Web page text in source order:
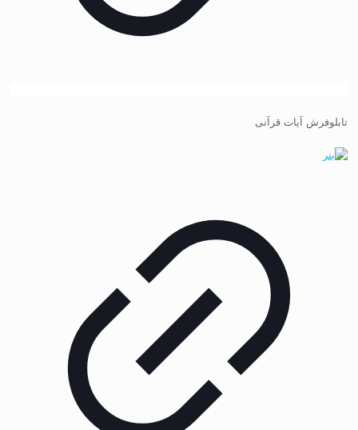
تابلوفرش آیات قرآنی